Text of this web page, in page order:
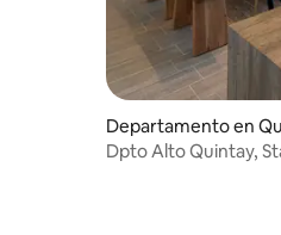
Departamento en
Dpto Alto Quintay,